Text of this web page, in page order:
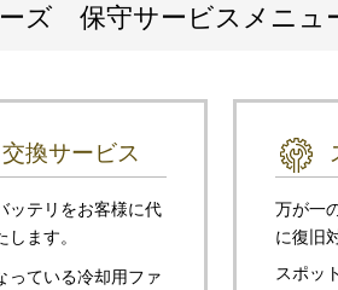
ズ 保守サービスメニュ
換サービス
ッテリをお客様に代
ます。
っている冷却用ファ
万が一
に復旧
スポッ